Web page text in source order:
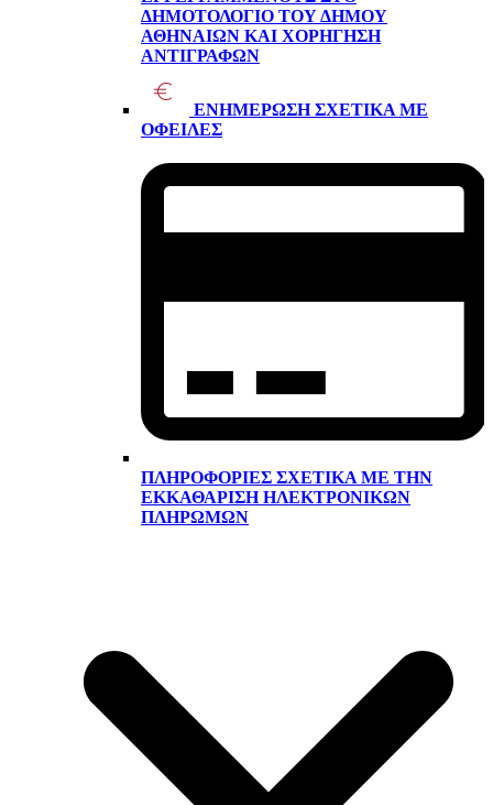
ΔΗΜΟΤΟΛΌΓΙΟ ΤΟΥ ΔΉΜΟΥ
ΑΘΗΝΑΊΩΝ ΚΑΙ ΧΟΡΉΓΗΣΗ
ΑΝΤΙΓΡΆΦΩΝ
ΕΝΗΜΈΡΩΣΗ ΣΧΕΤΙΚΆ ΜΕ
ΟΦΕΙΛΈΣ
ΠΛΗΡΟΦΟΡΊΕΣ ΣΧΕΤΙΚΆ ΜΕ ΤΗΝ
ΕΚΚΑΘΆΡΙΣΗ ΗΛΕΚΤΡΟΝΙΚΏΝ
ΠΛΗΡΩΜΏΝ